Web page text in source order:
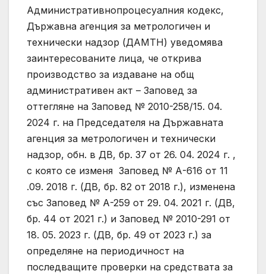
Административнопроцесуалния кодекс,
Държавна агенция за метрологичен и
технически надзор (ДАМТН) уведомява
заинтересованите лица, че открива
производство за издаване на общ
административен акт – Заповед за
оттегляне на Заповед № 2010-258/15. 04.
2024 г. на Председателя на Държавната
агенция за метрологичен и технически
надзор, обн. в ДВ, бр. 37 от 26. 04. 2024 г. ,
с която се изменя Заповед № А-616 от 11
.09. 2018 г. (ДВ, бр. 82 от 2018 г.), изменена
със Заповед № А-259 от 29. 04. 2021 г. (ДВ,
бр. 44 от 2021 г.) и Заповед № 2010-291 от
18. 05. 2023 г. (ДВ, бр. 49 от 2023 г.) за
определяне на периодичност на
последващите проверки на средствата за